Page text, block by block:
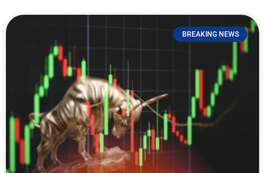
BREAKING NEWS